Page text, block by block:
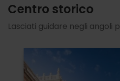
Centro storico
Lasciati guidare negli angoli